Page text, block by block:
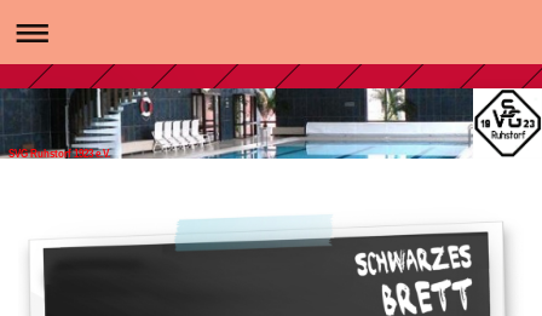
SVG Ruhstorf 1923 e.V.